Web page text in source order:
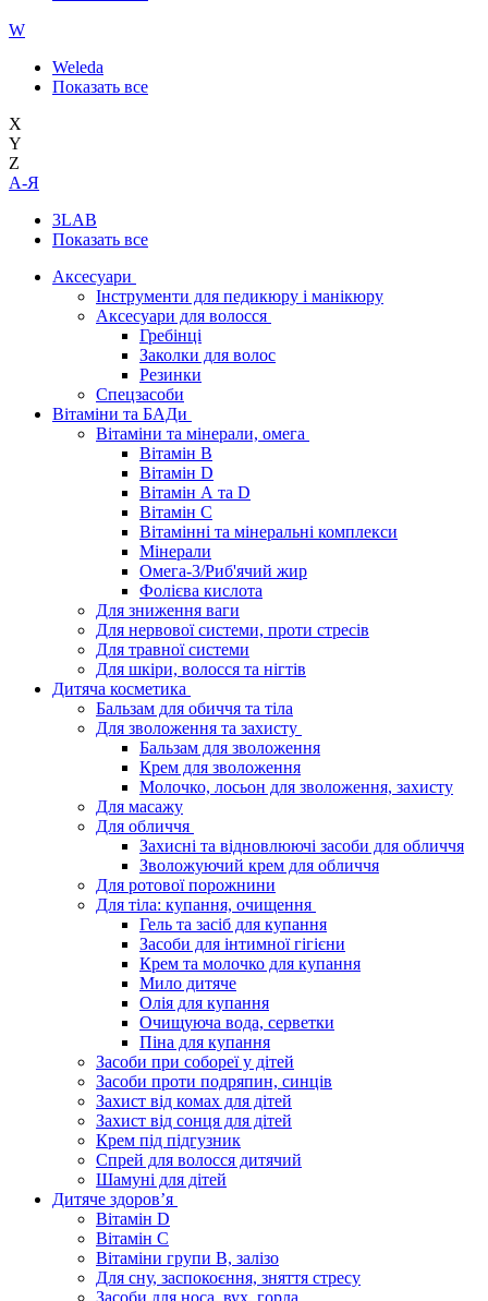
W
Weleda
Показать все
X
Y
Z
А-Я
3LAB
Показать все
Аксесуари
Інструменти для педикюру і манікюру
Аксесуари для волосся
Гребінці
Заколки для волос
Резинки
Спецзасоби
Вітаміни та БАДи
Вітаміни та мінерали, омега
Вітамін B
Вітамін D
Вітамін А та D
Вітамін С
Вітамінні та мінеральні комплекси
Мінерали
Омега-3/Риб'ячий жир
Фолієва кислота
Для зниження ваги
Для нервової системи, проти стресів
Для травної системи
Для шкіри, волосся та нігтів
Дитяча косметика
Бальзам для обиччя та тіла
Для зволоження та захисту
Бальзам для зволоження
Крем для зволоження
Молочко, лосьон для зволоження, захисту
Для масажу
Для обличчя
Захисні та відновлюючі засоби для обличчя
Зволожуючий крем для обличчя
Для ротової порожнини
Для тіла: купання, очищення
Гель та засіб для купання
Засоби для інтимної гігієни
Крем та молочко для купання
Мило дитяче
Олія для купання
Очищуюча вода, серветки
Піна для купання
Засоби при собореї у дітей
Засоби проти подряпин, синців
Захист від комах для дітей
Захист від сонця для дітей
Крем під підгузник
Спрей для волосся дитячий
Шамуні для дітей
Дитяче здоров’я
Вітамін D
Вітамін С
Вітаміни групи В, залізо
Для сну, заспокоєння, зняття стресу
Засоби для носа, вух, горла